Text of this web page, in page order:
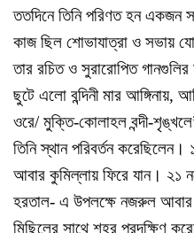
ততদিনে তিনি পরিণত হন একজন
কাজ ছিল শোভাযাত্রা ও সভায়
তার রচিত ও সুরারোপিত
ছুটে এলো বন্দিনী মার
ওরে/ মুক্তি-কোলাহল বন্দী-
তিনি স্থান পরিবর্তন করেছিলেন।
আবার কুমিল্লায় ফিরে যান। ২১
হরতাল- এ উপলক্ষে নজরুল
মিছিলের সাথে শহর প্রদক্ষিণ